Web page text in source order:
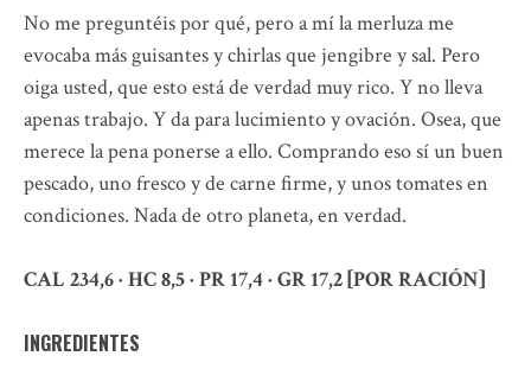
No me preguntéis por qué, pero a mí la merluza me
evocaba más guisantes y chirlas que jengibre y sal. Pero
oiga usted, que esto está de verdad muy rico. Y no lleva
apenas trabajo. Y da para lucimiento y ovación. Osea, que
merece la pena ponerse a ello. Comprando eso sí un buen
pescado, uno fresco y de carne firme, y unos tomates en
condiciones. Nada de otro planeta, en verdad.
CAL 234,6 · HC 8,5 · PR 17,4 · GR 17,2 [POR RACIÓN]
INGREDIENTES